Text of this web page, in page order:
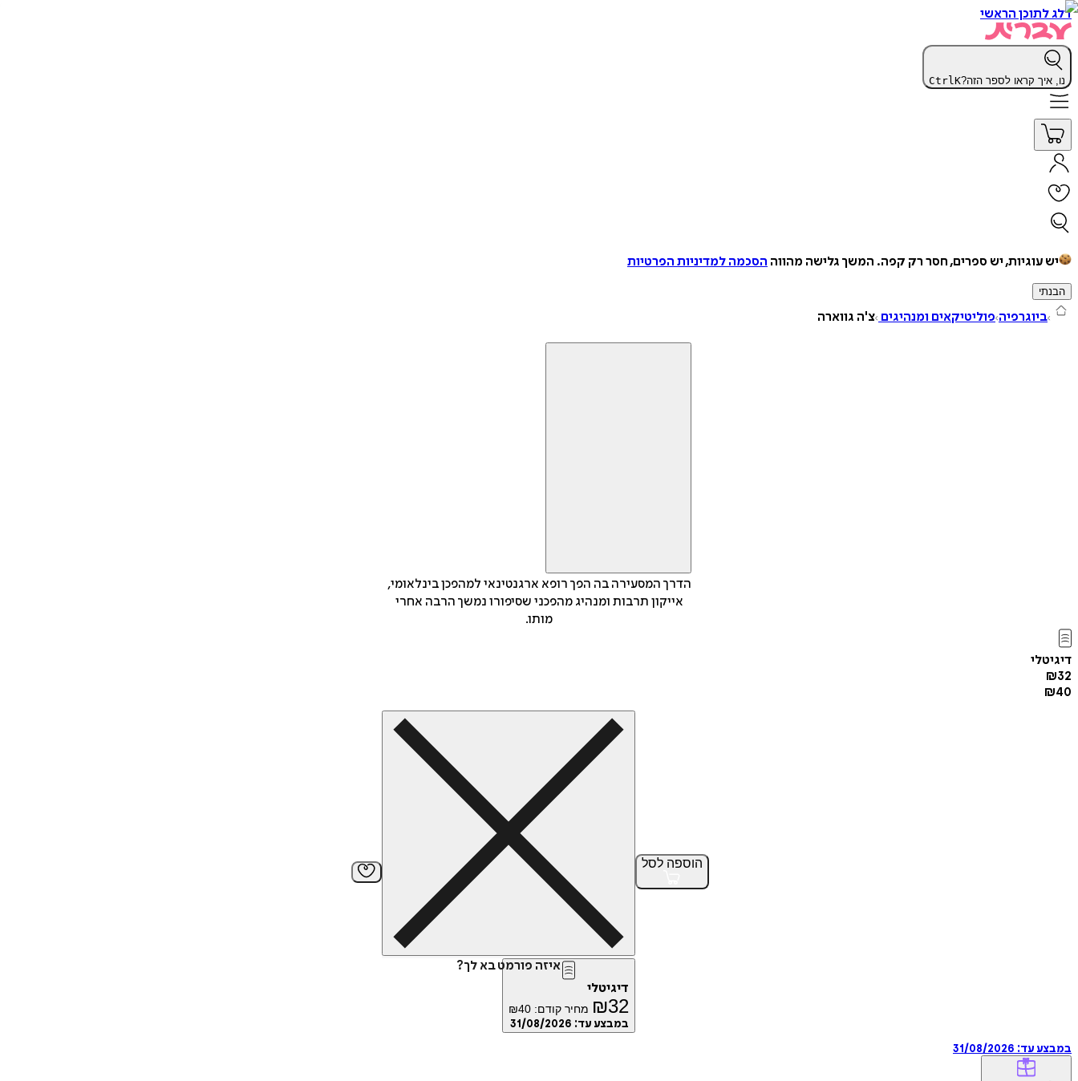
דלג לתוכן הראשי
נו, איך קראו לספר הזה? CtrlK
יש עוגיות, יש ספרים, חסר רק קפה. המשך גלישה מהווה הסכמה למדיניות הפרטיות
הבנתי
ביוגרפיה פוליטיקאים ומנהיגים צ'ה גווארה
הדרך המסעירה בה הפך רופא ארגנטינאי למהפכן בינלאומי,
אייקון תרבות ומנהיג מהפכני שסיפורו נמשך הרבה אחרי
מותו.
דיגיטלי
₪32
₪40
הוספה לסל
איזה פורמט בא לך?
דיגיטלי
₪32 מחיר קודם: ₪40
במבצע עד: 31/08/2026
במבצע עד: 31/08/2026